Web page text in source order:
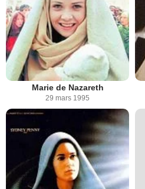
Marie de Nazareth
29 mars 1995